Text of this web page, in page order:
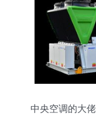
中央空调的大